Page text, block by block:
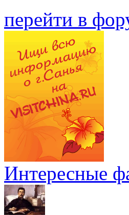
перейти в
Интересные